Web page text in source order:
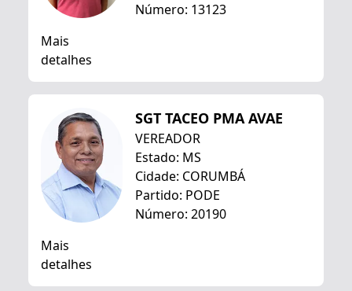
Número: 13123
Mais
detalhes
SGT TACEO PMA AVAE
VEREADOR
Estado: MS
Cidade: CORUMBÁ
Partido: PODE
Número: 20190
Mais
detalhes